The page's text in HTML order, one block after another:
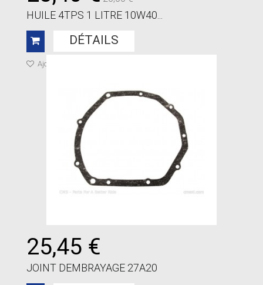
HUILE 4TPS 1 LITRE 10W40...
DÉTAILS
Ajouter à ma liste de cadeaux
25,45 €
JOINT DEMBRAYAGE 27A20